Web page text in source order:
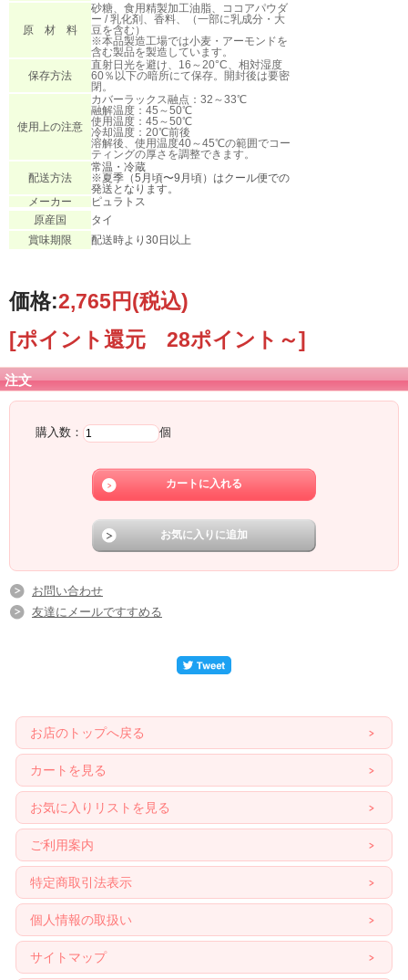
原 材 料
砂糖、食用精製加工油脂、ココアパウダ
ー / 乳化剤、香料、（一部に乳成分・大
豆を含む）
※本品製造工場では小麦・アーモンドを
含む製品を製造しています。
保存方法
直射日光を避け、16～20°C、相対湿度
60％以下の暗所にて保存。開封後は要密
閉。
使用上の注意
カバーラックス融点：32～33℃
融解温度：45～50℃
使用温度：45～50℃
冷却温度：20℃前後
溶解後、使用温度40～45℃の範囲でコー
ティングの厚さを調整できます。
配送方法
常温・冷蔵
※夏季（5月頃〜9月頃）はクール便での
発送となります。
メーカー
ピュラトス
原産国
タイ
賞味期限
配送時より30日以上
価格:2,765円(税込)
[ポイント還元 28ポイント～]
注文
購入数： 個
お問い合わせ
友達にメールですすめる
お店のトップへ戻る
カートを見る
お気に入りリストを見る
ご利用案内
特定商取引法表示
個人情報の取扱い
サイトマップ